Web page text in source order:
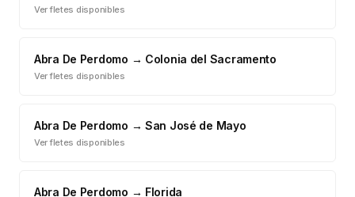
Ver fletes disponibles
Abra De Perdomo → Colonia del Sacramento
Ver fletes disponibles
Abra De Perdomo → San José de Mayo
Ver fletes disponibles
Abra De Perdomo → Florida